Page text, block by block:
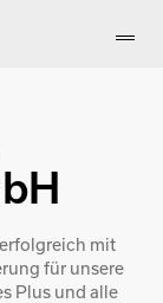
mit
für unsere
Plus und alle